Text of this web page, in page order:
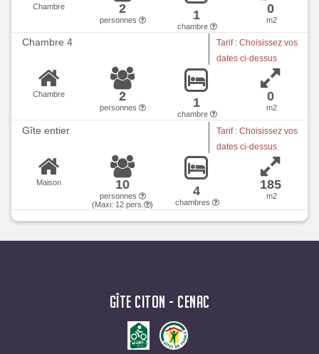
Chambre 2
personnes 1
chambre
0
m2
Chambre 4
Tarif : Choisissez vos
dates ci-dessus
Chambre 2
personnes 1
chambre
0
m2
Gîte entier
Tarif : Choisissez vos
dates ci-dessus
Maison 10
personnes
(Maxi: 12 pers. )
4
chambres
185
m2
GÎTE CITON - CENAC